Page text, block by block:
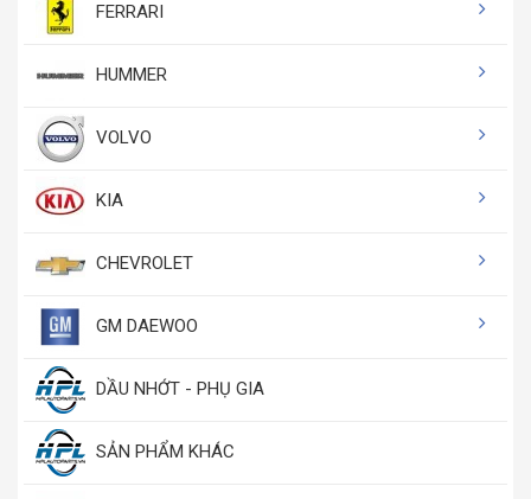
FERRARI
HUMMER
VOLVO
KIA
CHEVROLET
GM DAEWOO
DẦU NHỚT - PHỤ GIA
SẢN PHẨM KHÁC